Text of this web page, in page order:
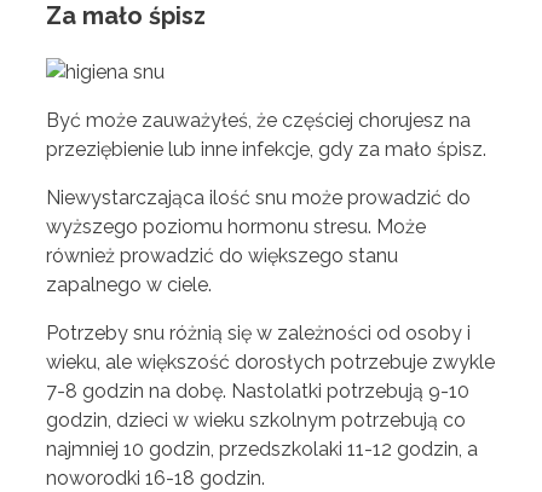
Za mało śpisz
Być może zauważyłeś, że częściej chorujesz na
przeziębienie lub inne infekcje, gdy za mało śpisz.
Niewystarczająca ilość snu może prowadzić do
wyższego poziomu hormonu stresu. Może
również prowadzić do większego stanu
zapalnego w ciele.
Potrzeby snu różnią się w zależności od osoby i
wieku, ale większość dorosłych potrzebuje zwykle
7-8 godzin na dobę. Nastolatki potrzebują 9-10
godzin, dzieci w wieku szkolnym potrzebują co
najmniej 10 godzin, przedszkolaki 11-12 godzin, a
noworodki 16-18 godzin.